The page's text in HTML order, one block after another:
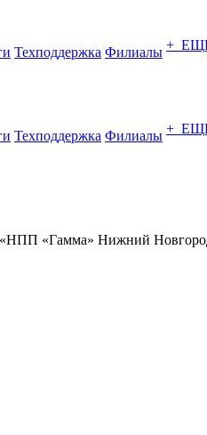
Техподдержка Филиалы +
Техподдержка Филиалы +
«Гамма» Нижний